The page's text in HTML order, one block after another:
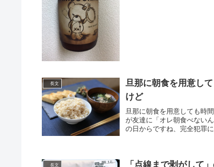
長文
旦那に朝食を用意し
けど
旦那に朝食を用意しても時
が友達に「オレ朝食べない
の日からですね、完全犯罪
長文 「点線まで剥がして